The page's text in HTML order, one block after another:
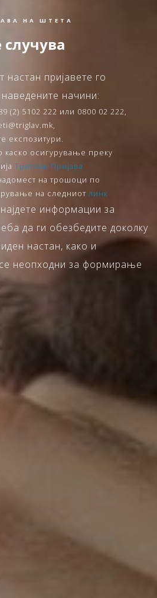
НА ШТЕТА
случува
пријавете го
начини:
(2) 5102 222 или 0800 02 222,
експозитури.
каско осигурување преку
Триглав Пријава
на трошоци по
на следниот линк
информации за
да ги обезбедите доколку
настан, како и
неопходни за формирање